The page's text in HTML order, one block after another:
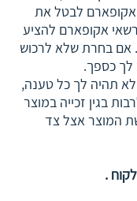
אקופארם לבטל את
אקופארם להציע
אם בחרת שלא לרכוש
לך כספך.
לא תהיה לך כל טענה,
בגין זכייה במוצר
המוצר אצל צד